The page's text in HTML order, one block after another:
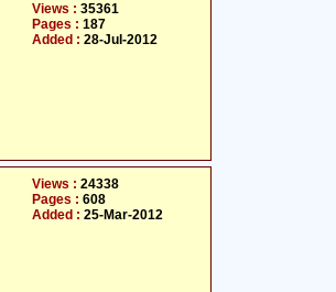
Views : 35361
Pages : 187
Added : 28-Jul-2012
Views : 24338
Pages : 608
Added : 25-Mar-2012